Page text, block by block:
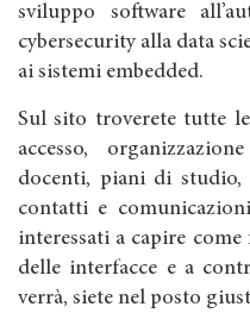
sviluppo software
cybersecurity alla data
ai sistemi embedded.
Sul sito troverete tutte
accesso,
docenti, piani di studio,
contatti e
interessati a capire
delle interfacce e a
verrà, siete nel posto